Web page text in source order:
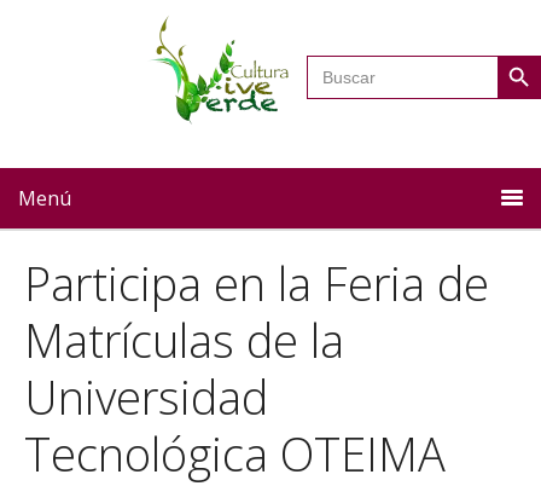
Buscar: Botón
Menú
Participa en la Feria de
Matrículas de la
Universidad
Tecnológica OTEIMA